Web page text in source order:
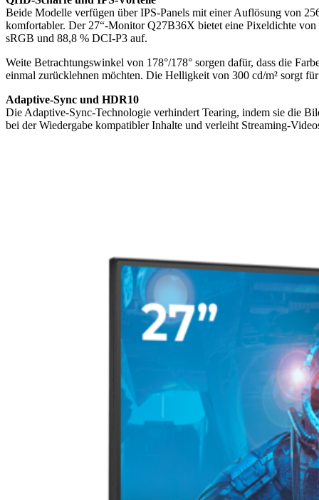
Beide Modelle verfügen über IPS-Panels mit einer Auflösung von
komfortabler. Der 27“-Monitor Q27B36X bietet eine Pixeldichte
sRGB und 88,8 % DCI-P3 auf.
Weite Betrachtungswinkel von 178°/178° sorgen dafür, dass die
einmal zurücklehnen möchten. Die Helligkeit von 300 cd/m² sorgt
Adaptive-Sync und HDR10
Die Adaptive-Sync-Technologie verhindert Tearing, indem sie die
bei der Wiedergabe kompatibler Inhalte und verleiht Streaming-